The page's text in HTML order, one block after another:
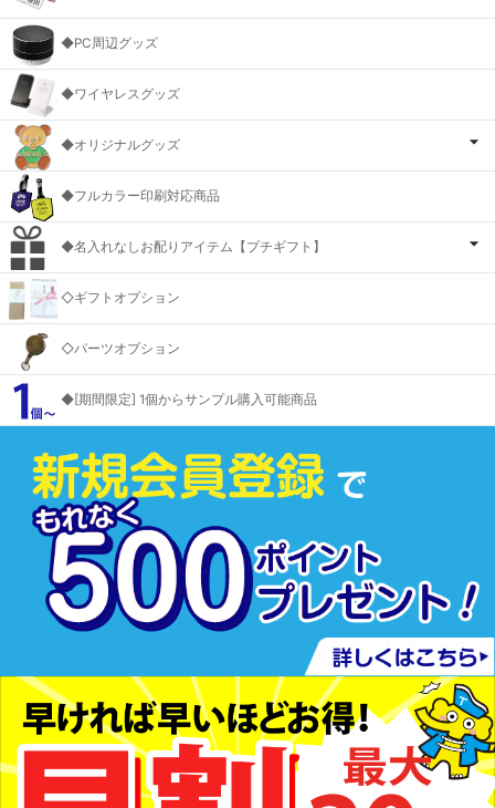
◆PC周辺グッズ
◆ワイヤレスグッズ
◆オリジナルグッズ
◆フルカラー印刷対応商品
◆名入れなしお配りアイテム【プチギフト】
◇ギフトオプション
◇パーツオプション
◆[期間限定] 1個からサンプル購入可能商品